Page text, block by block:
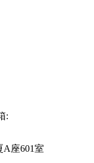
:
座601室